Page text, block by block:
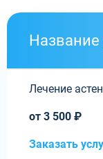
Название
Лечение
от 3 500 ₽
Заказать